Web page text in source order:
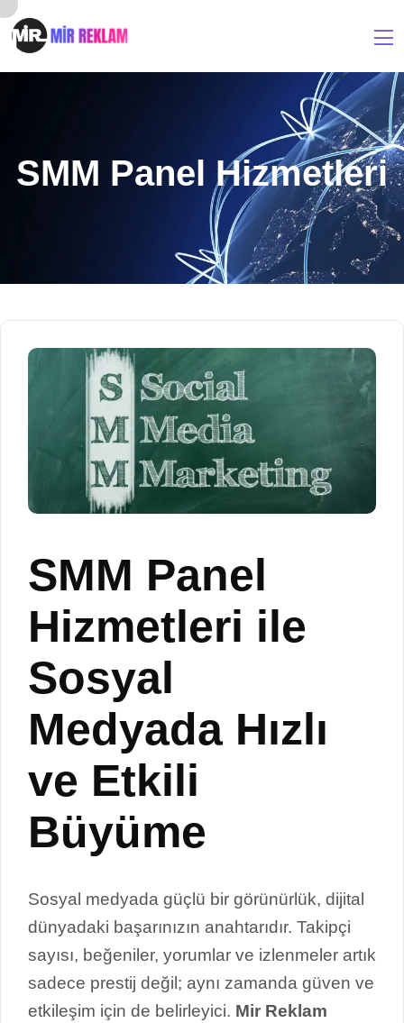
SMM Panel Hizmetleri
SMM Panel
Hizmetleri ile
Sosyal
Medyada Hızlı
ve Etkili
Büyüme
Sosyal medyada güçlü bir görünürlük, dijital
dünyadaki başarınızın anahtarıdır. Takipçi
sayısı, beğeniler, yorumlar ve izlenmeler artık
sadece prestij değil; aynı zamanda güven ve
etkileşim için de belirleyici. Mir Reklam